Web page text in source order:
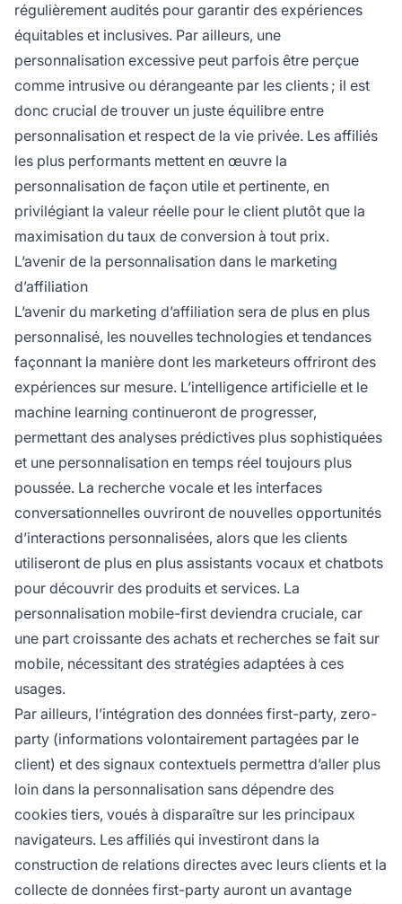
régulièrement audités pour garantir des expériences
équitables et inclusives. Par ailleurs, une
personnalisation excessive peut parfois être perçue
comme intrusive ou dérangeante par les clients ; il est
donc crucial de trouver un juste équilibre entre
personnalisation et respect de la vie privée. Les affiliés
les plus performants mettent en œuvre la
personnalisation de façon utile et pertinente, en
privilégiant la valeur réelle pour le client plutôt que la
maximisation du taux de conversion à tout prix.
L’avenir de la personnalisation dans le marketing
d’affiliation
L’avenir du marketing d’affiliation sera de plus en plus
personnalisé, les nouvelles technologies et tendances
façonnant la manière dont les marketeurs offriront des
expériences sur mesure. L’intelligence artificielle et le
machine learning continueront de progresser,
permettant des analyses prédictives plus sophistiquées
et une personnalisation en temps réel toujours plus
poussée. La recherche vocale et les interfaces
conversationnelles ouvriront de nouvelles opportunités
d’interactions personnalisées, alors que les clients
utiliseront de plus en plus assistants vocaux et chatbots
pour découvrir des produits et services. La
personnalisation mobile-first deviendra cruciale, car
une part croissante des achats et recherches se fait sur
mobile, nécessitant des stratégies adaptées à ces
usages.
Par ailleurs, l’intégration des données first-party, zero-
party (informations volontairement partagées par le
client) et des signaux contextuels permettra d’aller plus
loin dans la personnalisation sans dépendre des
cookies tiers, voués à disparaître sur les principaux
navigateurs. Les affiliés qui investiront dans la
construction de relations directes avec leurs clients et la
collecte de données first-party auront un avantage